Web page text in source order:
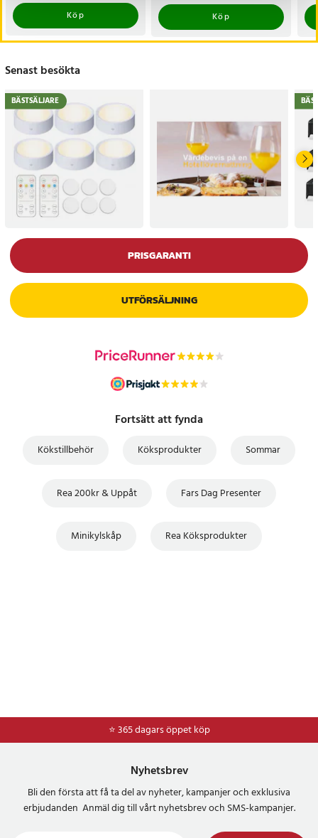
Köp
Köp
Senast besökta
BÄSTSÄLJARE
PRISGARANTI
UTFÖRSÄLJNING
Fortsätt att fynda
Kökstillbehör Köksprodukter Sommar
Rea 200kr & Uppåt Fars Dag Presenter
Minikylskåp Rea Köksprodukter
⭐ 365 dagars öppet köp
⭐Frakt 49kr *
Nyhetsbrev
Bli den första att få ta del av nyheter, kampanjer och exklusiva
erbjudanden Anmäl dig till vårt nyhetsbrev och SMS-kampanjer.